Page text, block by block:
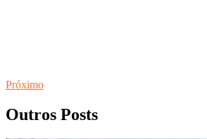
Próximo
Outros Posts